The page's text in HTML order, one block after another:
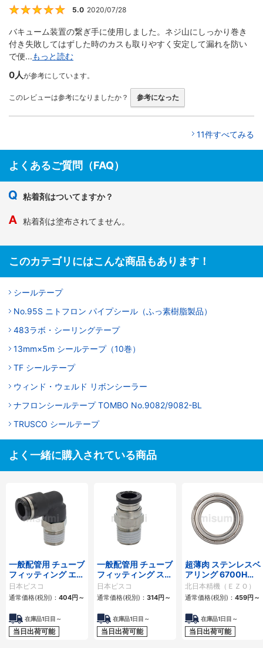
5
5.0 2020/07/28
バキューム装置の繋ぎ手に使用しました。ネジ山にしっかり巻き
付き失敗してはずした時のカスも取りやすく安定して漏れを防い
で便...もっと読む
0人が参考にしています。
このレビューは参考になりましたか？ 参考になった
11件すべてみる
よくあるご質問（FAQ）
粘着剤はついてますか？
粘着剤は塗布されてません。
このカテゴリにはこんな商品もあります！
シールテープ
No.95S ニトフロン パイプシール（ふっ素樹脂製品）
483ラボ・シーリングテープ
13mm×5m シールテープ（10巻）
TF シールテープ
ウィンド・ウェルド リボンシーラー
ナフロンシールテープ TOMBO No.9082/9082-BL
TRUSCO シールテープ
よく一緒に購入されている商品
一般配管用 チューブ
フィッティング エル
ボ
日本ピスコ
通常価格(税別)： 404円 ～
在庫品1日目～
当日出荷可能
一般配管用 チューブ
フィッティング スト
レート
日本ピスコ
通常価格(税別)： 314円 ～
在庫品1日目～
当日出荷可能
超薄肉 ステンレスベ
アリング 6700H・
6800H・6900H メ
トリックシリーズ
北日本精機（ＥＺＯ）
通常価格(税別)： 459円 ～
在庫品1日目～
当日出荷可能